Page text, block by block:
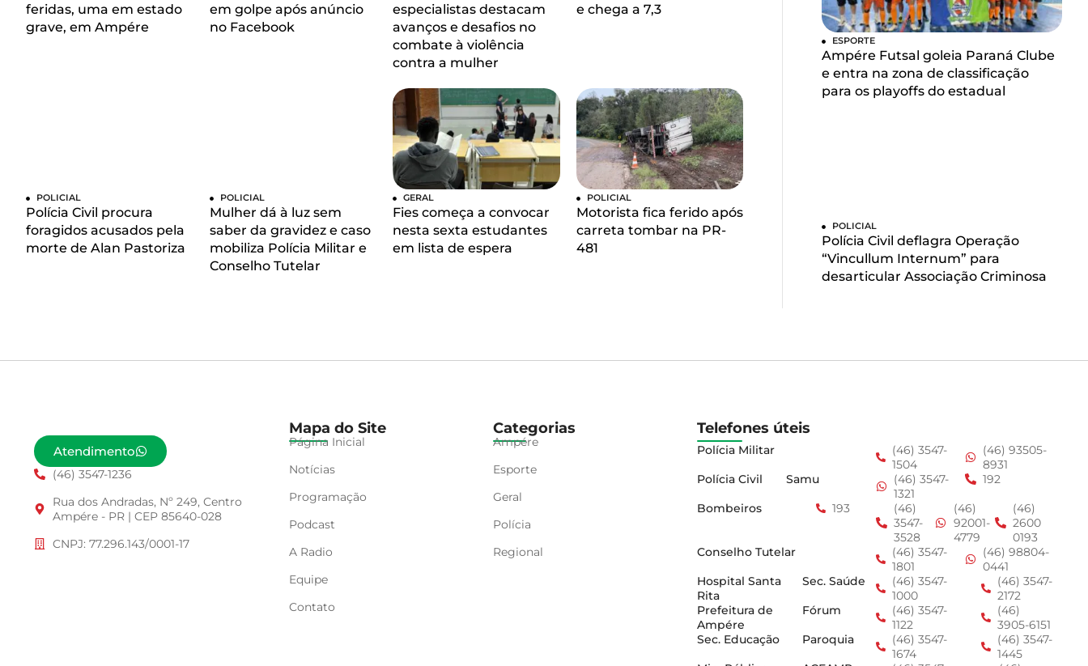
feridas, uma em estado
grave, em Ampére
em golpe após anúncio
no Facebook
especialistas destacam
avanços e desafios no
combate à violência
contra a mulher
e chega a 7,3
POLICIAL
Polícia Civil procura
foragidos acusados pela
morte de Alan Pastoriza
POLICIAL
Mulher dá à luz sem
saber da gravidez e caso
mobiliza Polícia Militar e
Conselho Tutelar
GERAL
Fies começa a convocar
nesta sexta estudantes
em lista de espera
POLICIAL
Motorista fica ferido após
carreta tombar na PR-
481
ESPORTE
Ampére Futsal goleia Paraná Clube
e entra na zona de classificação
para os playoffs do estadual
POLICIAL
Polícia Civil deflagra Operação
“Vincullum Internum” para
desarticular Associação Criminosa
Atendimento
(46) 3547-1236
Rua dos Andradas, Nº 249, Centro
Ampére - PR | CEP 85640-028
CNPJ: 77.296.143/0001-17
Mapa do Site
Página Inicial
Notícias
Programação
Podcast
A Radio
Equipe
Contato
Categorias
Ampére
Esporte
Geral
Polícia
Regional
Telefones úteis
Polícia Militar
(46) 3547-
1504
(46) 93505-
8931
Polícia Civil
Samu
(46) 3547-
1321
192
Bombeiros
193
(46)
3547-
3528
(46)
92001-
4779
(46)
2600
0193
Conselho Tutelar
(46) 3547-
1801
(46) 98804-
0441
Hospital Santa
Rita
Sec. Saúde
(46) 3547-
1000
(46) 3547-
2172
Prefeitura de
Ampére
Fórum
(46) 3547-
1122
(46)
3905-6151
Sec. Educação
Paroquia
(46) 3547-
1674
(46) 3547-
1445